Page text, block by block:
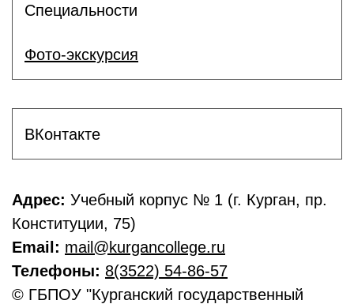
Специальности
Фото-экскурсия
ВКонтакте
Адрес: Учебный корпус № 1 (г. Курган, пр.
Конституции, 75)
Email: mail@kurgancollege.ru
Телефоны: 8(3522) 54-86-57
© ГБПОУ "Курганский государственный